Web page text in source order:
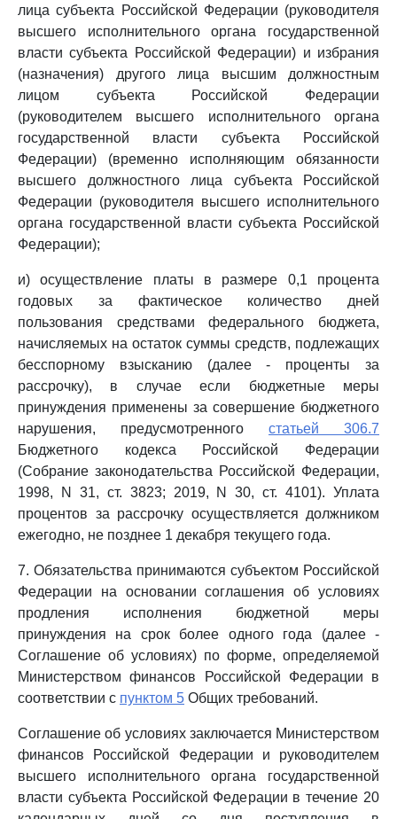
лица субъекта Российской Федерации (руководителя
высшего исполнительного органа государственной
власти субъекта Российской Федерации) и избрания
(назначения) другого лица высшим должностным
лицом субъекта Российской Федерации
(руководителем высшего исполнительного органа
государственной власти субъекта Российской
Федерации) (временно исполняющим обязанности
высшего должностного лица субъекта Российской
Федерации (руководителя высшего исполнительного
органа государственной власти субъекта Российской
Федерации);
и) осуществление платы в размере 0,1 процента
годовых за фактическое количество дней
пользования средствами федерального бюджета,
начисляемых на остаток суммы средств, подлежащих
бесспорному взысканию (далее - проценты за
рассрочку), в случае если бюджетные меры
принуждения применены за совершение бюджетного
нарушения, предусмотренного статьей 306.7
Бюджетного кодекса Российской Федерации
(Собрание законодательства Российской Федерации,
1998, N 31, ст. 3823; 2019, N 30, ст. 4101). Уплата
процентов за рассрочку осуществляется должником
ежегодно, не позднее 1 декабря текущего года.
7. Обязательства принимаются субъектом Российской
Федерации на основании соглашения об условиях
продления исполнения бюджетной меры
принуждения на срок более одного года (далее -
Соглашение об условиях) по форме, определяемой
Министерством финансов Российской Федерации в
соответствии с пунктом 5 Общих требований.
Соглашение об условиях заключается Министерством
финансов Российской Федерации и руководителем
высшего исполнительного органа государственной
власти субъекта Российской Федерации в течение 20